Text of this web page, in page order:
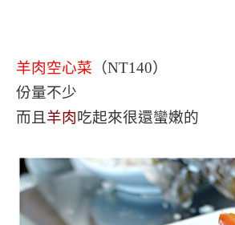
羊肉空心菜 （NT140）
份量不少
而且 羊肉吃起來很還蠻嫩的